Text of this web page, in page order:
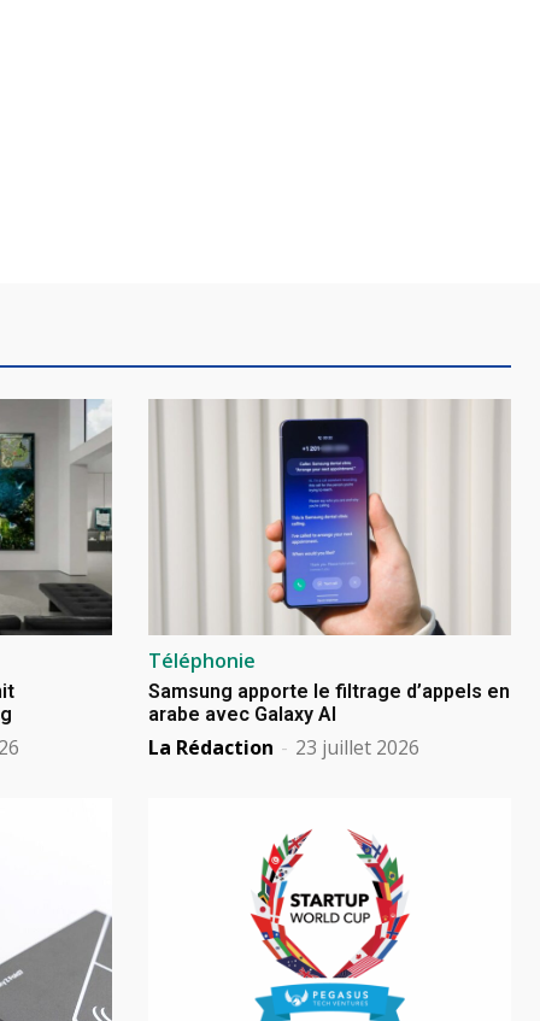
Téléphonie
Samsung apporte le filtrage d’appels en
arabe avec Galaxy AI
La Rédaction - 23 juillet 2026